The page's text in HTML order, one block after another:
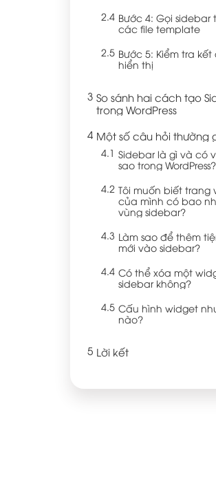
Bước 4: Gọi sidebar
các file template
Bước 5: Kiểm tra kết
hiển thị
So sánh hai cách tạo
trong WordPress
Một số câu hỏi thường
Sidebar là gì và có
sao trong WordPress?
Tôi muốn biết trang
của mình có bao
vùng sidebar?
Làm sao để thêm
mới vào sidebar?
Có thể xóa một
sidebar không?
Cấu hình widget
nào?
Lời kết